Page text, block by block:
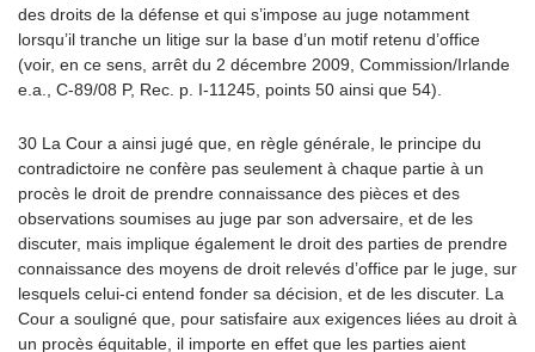
des droits de la défense et qui s’impose au juge notamment
lorsqu’il tranche un litige sur la base d’un motif retenu d’office
(voir, en ce sens, arrêt du 2 décembre 2009, Commission/Irlande
e.a., C-89/08 P, Rec. p. I-11245, points 50 ainsi que 54).
30 La Cour a ainsi jugé que, en règle générale, le principe du
contradictoire ne confère pas seulement à chaque partie à un
procès le droit de prendre connaissance des pièces et des
observations soumises au juge par son adversaire, et de les
discuter, mais implique également le droit des parties de prendre
connaissance des moyens de droit relevés d’office par le juge, sur
lesquels celui-ci entend fonder sa décision, et de les discuter. La
Cour a souligné que, pour satisfaire aux exigences liées au droit à
un procès équitable, il importe en effet que les parties aient